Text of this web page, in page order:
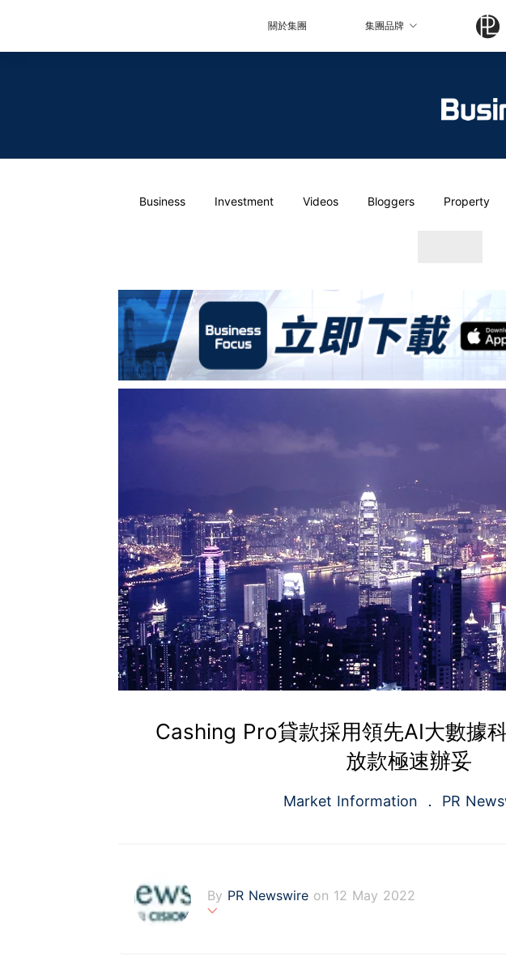
關於集團 集團品牌
Business Investment Videos Bloggers Property
Cashing Pro貸款採用領先AI大數據
放款極速辦妥
Market Information PR
By PR Newswire on 12 May 2022